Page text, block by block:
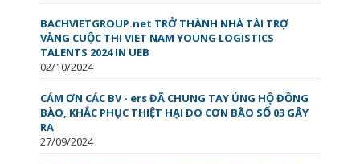
BACHVIETGROUP.net TRỞ THÀNH NHÀ TÀI TRỢ
VÀNG CUỘC THI VIET NAM YOUNG LOGISTICS
TALENTS 2024 IN UEB
02/10/2024
CÁM ƠN CÁC BV - ers ĐÃ CHUNG TAY ỦNG HỘ ĐỒNG
BÀO, KHẮC PHỤC THIỆT HẠI DO CƠN BÃO SỐ 03 GÂY
RA
27/09/2024